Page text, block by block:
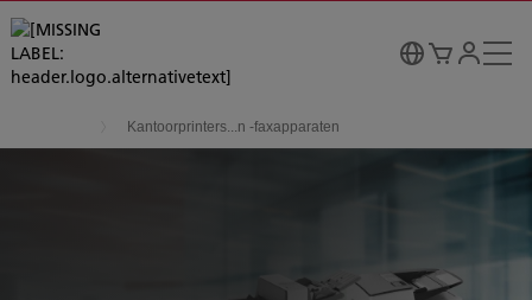
Kantoorprinters...n -faxapparaten